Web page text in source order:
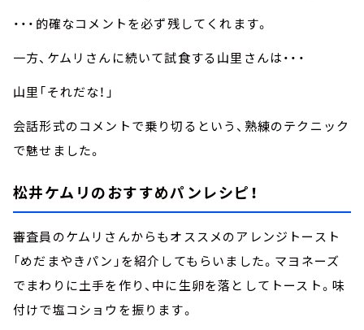
・・・的確なコメントを必ず残してくれます。
一方、ケムリさんに続いて試食する山里さんは・・・
山里「それだな！」
会話形式のコメントで乗り切るという、熟練のテクニック
で魅せました。
松井ケムリのおすすめパンレシピ！
審査員のケムリさんからもオススメのアレンジトースト
「めだまやきパン」を紹介してもらいました。マヨネーズ
でまわりに土手を作り、中に生卵を落としてトースト。味
付けで塩コショウを振ります。